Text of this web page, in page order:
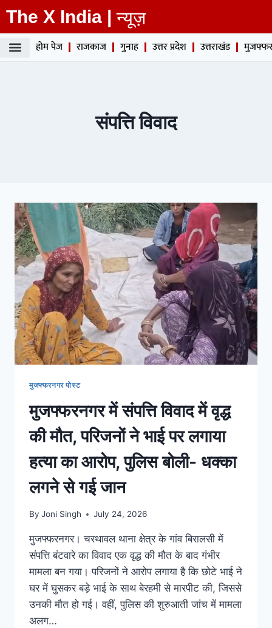
The X India | न्यूज़
होम पेज राजकाज गुनाह उत्तर प्रदेश उत्तराखंड
संपत्ति विवाद
मुजफ्फरनगर पोस्ट
मुजफ्फरनगर में संपत्ति विवाद में वृद्ध
की मौत, परिजनों ने भाई पर लगाया
हत्या का आरोप, पुलिस बोली- धक्का
लगने से गई जान
By Joni Singh July 24, 2026
मुजफ्फरनगर। चरथावल थाना क्षेत्र के गांव बिरालसी में
संपत्ति बंटवारे का विवाद एक वृद्ध की मौत के बाद गंभीर
मामला बन गया। परिजनों ने आरोप लगाया है कि छोटे भाई ने
घर में घुसकर बड़े भाई के साथ बेरहमी से मारपीट की, जिससे
उनकी मौत हो गई। वहीं, पुलिस की शुरुआती जांच में मामला
अलग…